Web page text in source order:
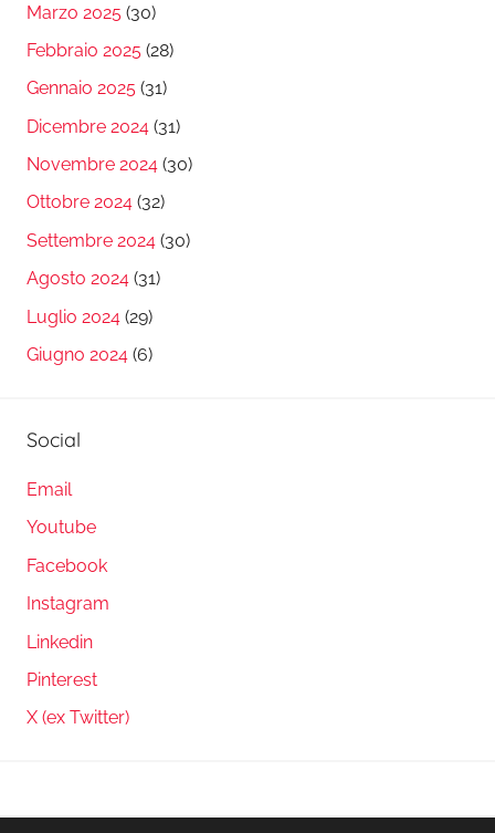
Marzo 2025 (30)
Febbraio 2025 (28)
Gennaio 2025 (31)
Dicembre 2024 (31)
Novembre 2024 (30)
Ottobre 2024 (32)
Settembre 2024 (30)
Agosto 2024 (31)
Luglio 2024 (29)
Giugno 2024 (6)
Social
Email
Youtube
Facebook
Instagram
Linkedin
Pinterest
X (ex Twitter)